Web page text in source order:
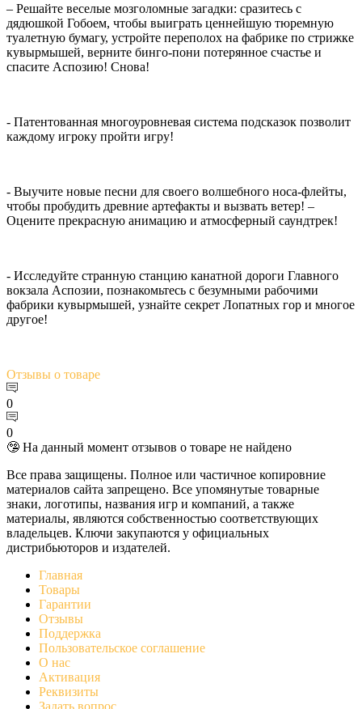
– Решайте веселые мозголомные загадки: сразитесь с
дядюшкой Гобоем, чтобы выиграть ценнейшую тюремную
туалетную бумагу, устройте переполох на фабрике по стрижке
кувырмышей, верните бинго-пони потерянное счастье и
спасите Аспозию! Снова!
- Патентованная многоуровневая система подсказок позволит
каждому игроку пройти игру!
- Выучите новые песни для своего волшебного носа-флейты,
чтобы пробудить древние артефакты и вызвать ветер! –
Оцените прекрасную анимацию и атмосферный саундтрек!
- Исследуйте странную станцию канатной дороги Главного
вокзала Аспозии, познакомьтесь с безумными рабочими
фабрики кувырмышей, узнайте секрет Лопатных гор и многое
другое!
Отзывы о товаре
0
0
🤥 На данный момент отзывов о товаре не найдено
Все права защищены. Полное или частичное копировние
материалов сайта запрещено. Все упомянутые товарные
знаки, логотипы, названия игр и компаний, а также
материалы, являются собственностью соответствующих
владельцев. Ключи закупаются у официальных
дистрибьюторов и издателей.
Главная
Товары
Гарантии
Отзывы
Поддержка
Пользовательское соглашение
О нас
Активация
Реквизиты
Задать вопрос